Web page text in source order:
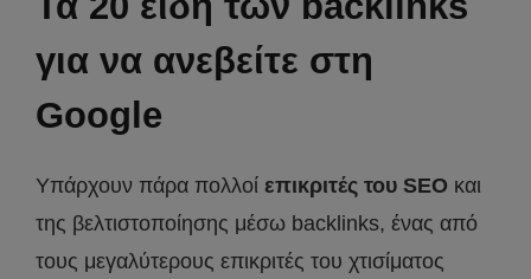
για να ανεβείτε στη
Google
Υπάρχουν πάρα πολλοί επικριτές του SEO και
της βελτιστοποίησης μέσω backlinks, ένας από
τους μεγαλύτερους επικριτές του χτισίματος